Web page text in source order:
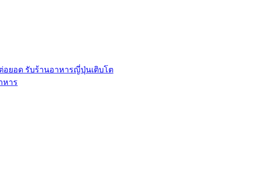
อยอด รับร้านอาหารญี่ปุ่นเติบโต
หาร